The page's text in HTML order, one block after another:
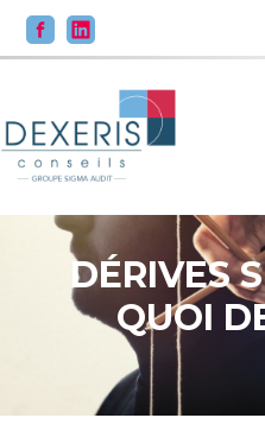
Aller
au
contenu
DÉRIVES
QUOI